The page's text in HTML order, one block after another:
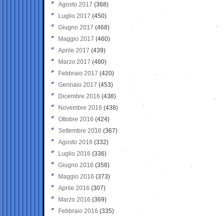
Agosto 2017 (368)
Luglio 2017 (450)
Giugno 2017 (468)
Maggio 2017 (460)
Aprile 2017 (439)
Marzo 2017 (480)
Febbraio 2017 (420)
Gennaio 2017 (453)
Dicembre 2016 (438)
Novembre 2016 (438)
Ottobre 2016 (424)
Settembre 2016 (367)
Agosto 2016 (332)
Luglio 2016 (336)
Giugno 2016 (358)
Maggio 2016 (373)
Aprile 2016 (307)
Marzo 2016 (369)
Febbraio 2016 (335)